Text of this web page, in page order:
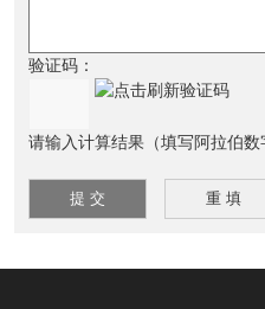
验证码：
请输入计算结果（填写阿拉伯数字